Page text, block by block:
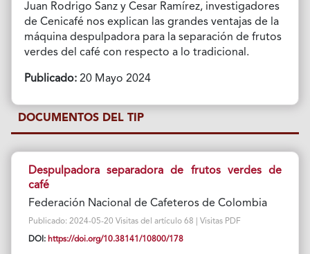
Juan Rodrigo Sanz y Cesar Ramírez, investigadores
de Cenicafé nos explican las grandes ventajas de la
máquina despulpadora para la separación de frutos
verdes del café con respecto a lo tradicional.
Publicado:20 Mayo 2024
DOCUMENTOS DEL TIP
Despulpadora separadora de frutos verdes de
café
Federación Nacional de Cafeteros de Colombia
Publicado: 2024-05-20 Visitas del artículo 68 | Visitas PDF
DOI: https://doi.org/10.38141/10800/178